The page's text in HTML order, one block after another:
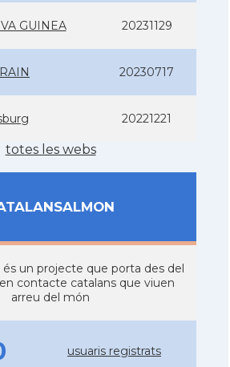
GUINEA 20231129
20230717
20221221
totes les webs
és un projecte que porta des del
contacte catalans que viuen
arreu del món
usuaris registrats